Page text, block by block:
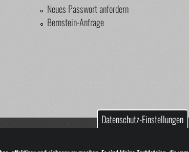
Neues Passwort anfordern
Bernstein-Anfrage
Bernstein!
Datenschutz-Einstellungen